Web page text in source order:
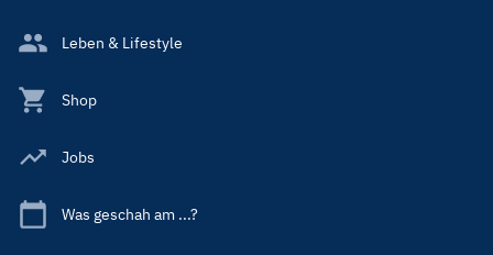
Leben & Lifestyle
Shop
Jobs
Was geschah am ...?